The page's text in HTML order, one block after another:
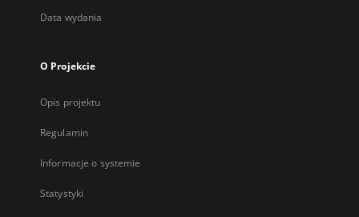
Data wydania
O Projekcie
Opis projektu
Regulamin
Informacje o systemie
Statystyki